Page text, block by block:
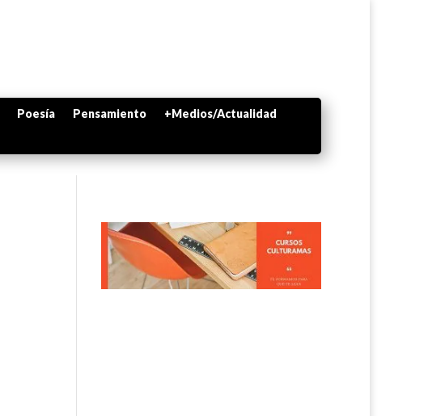
Poesía Pensamiento
+Medios/Actualidad